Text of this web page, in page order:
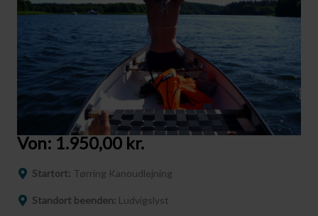
Von: 1.950,00 kr.
Startort: Tørring Kanoudlejning
Standort beenden: Ludvigslyst